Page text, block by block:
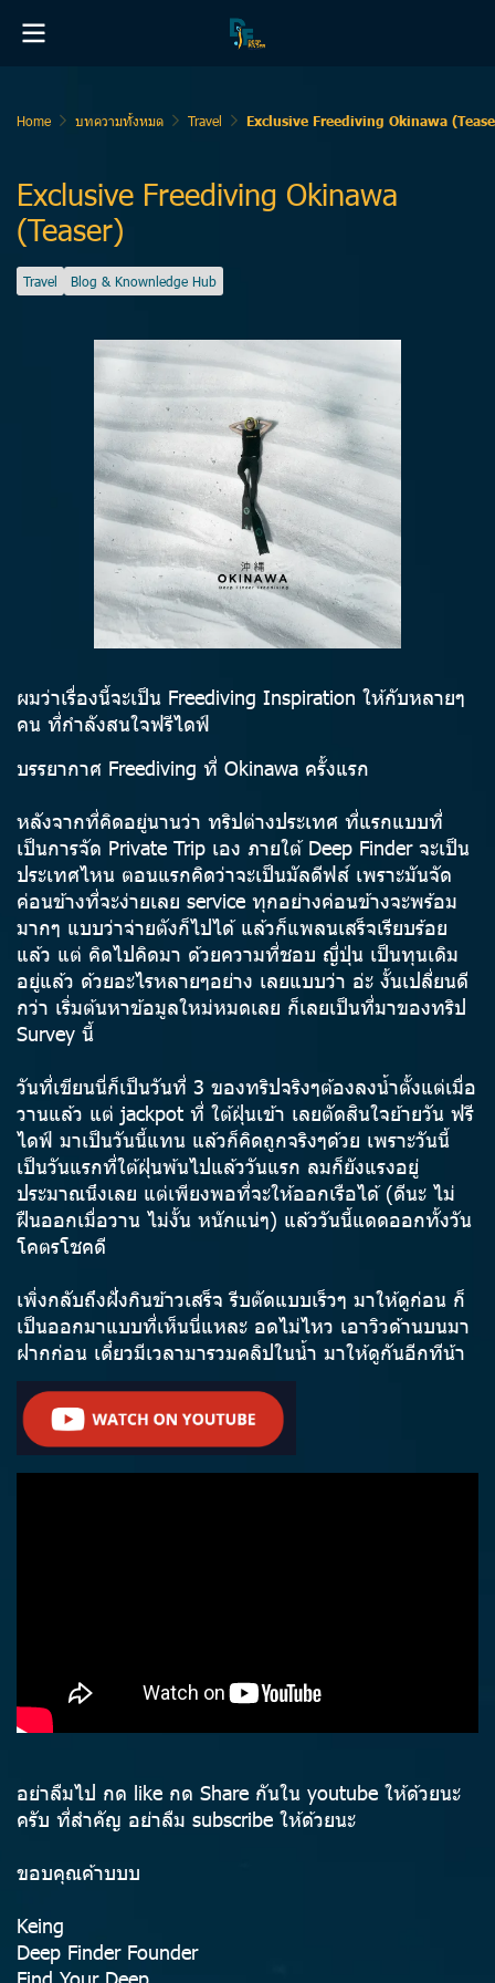
Home บทความทั้งหมด Travel Exclusive Freediving Okinawa
Exclusive Freediving Okinawa
(Teaser)
Travel Blog & Knownledge Hub
ผมว่าเรื่องนี้จะเป็น Freediving Inspiration ให้กับหลายๆ
คน ที่กำลังสนใจฟรีไดฟ์
บรรยากาศ Freediving ที่ Okinawa ครั้งแรก
หลังจากที่คิดอยู่นานว่า ทริปต่างประเทศ ที่แรกแบบที่
เป็นการจัด Private Trip เอง ภายใต้ Deep Finder จะเป็น
ประเทศไหน ตอนแรกคิดว่าจะเป็นมัลดีฟส์ เพราะมันจัด
ค่อนข้างที่จะง่ายเลย service ทุกอย่างค่อนข้างจะพร้อม
มากๆ แบบว่าจ่ายตังก็ไปได้ แล้วก็แพลนเสร็จเรียบร้อย
แล้ว แต่ คิดไปคิดมา ด้วยความที่ชอบ ญี่ปุ่น เป็นทุนเดิม
อยู่แล้ว ด้วยอะไรหลายๆอย่าง เลยแบบว่า อ่ะ งั้นเปลี่ยนดี
กว่า เริ่มต้นหาข้อมูลใหม่หมดเลย ก็เลยเป็นที่มาของทริป
Survey นี้
วันที่เขียนนี่ก็เป็นวันที่ 3 ของทริปจริงๆต้องลงน้ำตั้งแต่เมื่อ
วานแล้ว แต่ jackpot ที่ ใต้ฝุ่นเข้า เลยตัดสินใจย้ายวัน ฟรี
ไดฟ์ มาเป็นวันนี้แทน แล้วก็คิดถูกจริงๆด้วย เพราะวันนี้
เป็นวันแรกที่ใต้ฝุ่นพ้นไปแล้ววันแรก ลมก็ยังแรงอยู่
ประมาณนึงเลย แต่เพียงพอที่จะให้ออกเรือได้ (ดีนะ ไม่
ฝืนออกเมื่อวาน ไม่งั้น หนักแน่ๆ) แล้ววันนี้แดดออกทั้งวัน
โคตรโชคดี
เพิ่งกลับถึงฝั่งกินข้าวเสร็จ รีบตัดแบบเร็วๆ มาให้ดูก่อน ก็
เป็นออกมาแบบที่เห็นนี่แหละ อดไม่ไหว เอาวิวด้านบนมา
ฝากก่อน เดี๋ยวมีเวลามารวมคลิปในน้ำ มาให้ดูกันอีกทีน้า
อย่าลืมไป กด like กด Share กันใน youtube ให้ด้วยนะ
ครับ ที่สำคัญ อย่าลืม subscribe ให้ด้วยนะ
ขอบคุณค้าบบบ
Keing
Deep Finder Founder
Find Your Deep